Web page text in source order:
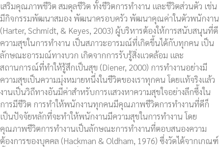
เสริมคุณภาพชีวิต สมดุลชีวิต ทั้งชีวิตการทำงาน และชีวิตส่วนตัว เช่น
มีกิจกรรมพัฒนาสมอง พัฒนาครอบครัว พัฒนาคุณค่าในตัวพนักงาน
(Harter, Schmidt, & Keyes, 2003) ผู้บริหารต้องให้การสนับสนุนที่ดี
ความสุขในการทำงาน เป็นสภาวะอารมณ์ที่เกิดขึ้นได้กับทุกคน เป็น
ลักษณะอารมณ์ทางบวก เกิดจากการรับรู้สิ่งแวดล้อม และ
สถานการณ์ที่ทำให้รู้สึกเป็นสุข (Diener, 2000) การทำงานอย่างมี
ความสุขเป็นความมุ่งหมายหนึ่งในชีวิตของเราทุกคน โดยแท้จริงแล้ว
งานเป็นวิถีทางอันมีค่าสำหรับการแสวงหาความสุขใจอย่างลึกซึ้งใน
การมีชีวิต การทำให้พนักงานทุกคนมีคุณภาพชีวิตการทำงานที่ดีก็
เป็นปัจจัยหลักที่จะทำให้พนักงานมีความสุขในการทำงาน โดย
คุณภาพชีวิตการทำงานเป็นลักษณะการทำงานที่ตอบสนองความ
ต้องการของบุคคล (Hackman & Oldham, 1976) ซึ่งวัดได้จากเกณฑ์